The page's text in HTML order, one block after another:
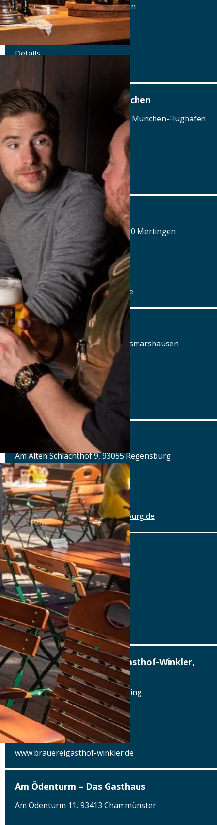
Atelierstraße 18, 81671 München
Tel.: Tel.: 089-41320500
Details
Airbräu am Flughafen München
Terminalstraße Mitte 18, 85356 München-Flughafen
Tel.: Tel.: 089 - 97593111
Details
www.airbraeu.de
Alte Brauerei Mertingen
Hilaria-Lechner-Straße 21, 86690 Mertingen
Tel.: Tel.: 09078-912320
Details
www.alte-brauerei-mertingen.de
Alte Posthalterei
Augsburger Straße 2, 86441 Zusmarshausen
Tel.: Tel.: 08291-858220
Details
www.posthalterei.com
Alter Schlachthof
Am Alten Schlachthof 9, 93055 Regensburg
Tel.: Tel.: 0941-4637770
Details
www.hotel-schlachthof-regensburg.de
Alter Wirt
Marktplatz 1, 82031 Grünwald
Tel.: Tel.: 089-6419340
Details
www.alterwirt.de
Altstadthotel, Brauerei-Gasthof-Winkler,
Berching
Reichenauplatz 22, 92334 Berching
Tel.: Tel.: 08462-1327
Details
www.brauereigasthof-winkler.de
Am Ödenturm – Das Gasthaus
Am Ödenturm 11, 93413 Chammünster